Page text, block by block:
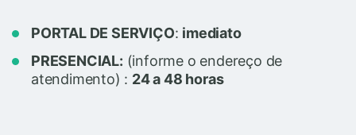
PORTAL DE SERVIÇO: imediato
PRESENCIAL: (informe o endereço de
atendimento) : 24 a 48 horas